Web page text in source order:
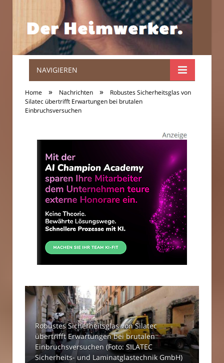
Der
Heimwerker.
NAVIGIEREN
Home » Nachrichten »
Robustes Sicherheitsglas von
Silatec übertrifft Erwartungen bei brutalen
Einbruchsversuchen
Robustes Sicherheitsglas von Silatec
übertrifft Erwartungen bei brutalen
Einbruchsversuchen (Foto: SILATEC
Sicherheits- und Laminatglastechnik GmbH)